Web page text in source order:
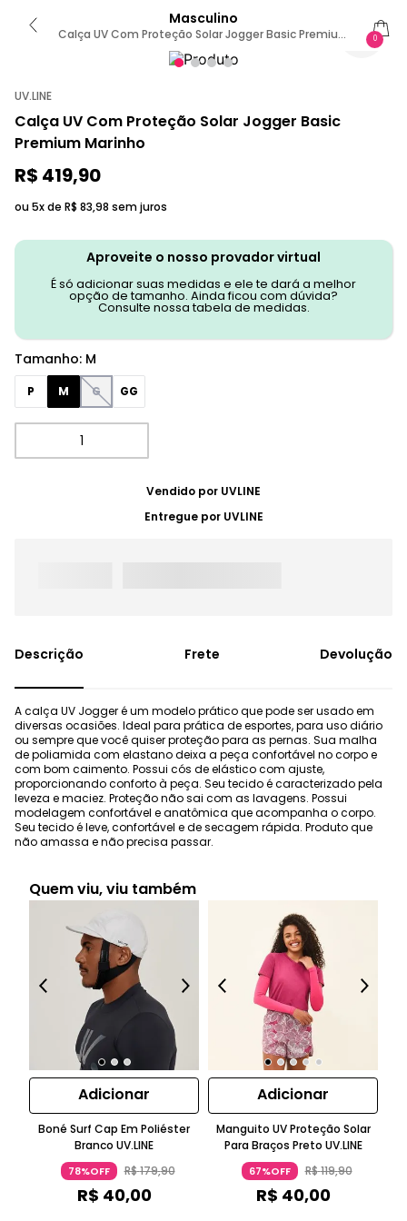
Masculino
Calça UV Com Proteção Solar Jogger Basic Premium
Marinho M / MARINHO
0
UV.LINE
Calça UV Com Proteção Solar Jogger Basic
Premium Marinho
R$ 419,90
ou 5x de R$ 83,98 sem juros
Aproveite o nosso provador virtual
É só adicionar suas medidas e ele te dará a melhor
opção de tamanho. Ainda ficou com dúvida?
Consulte nossa tabela de medidas.
Tamanho: M
P M G GG
Vendido por UVLINE
Entregue por UVLINE
Frete Devolução
A calça UV Jogger é um modelo prático que pode ser usado em
diversas ocasiões. Ideal para prática de esportes, para uso diário
ou sempre que você quiser proteção para as pernas. Sua malha
de poliamida com elastano deixa a peça confortável no corpo e
com bom caimento. Possui cós de elástico com ajuste,
proporcionando conforto à peça. Seu tecido é caracterizado pela
leveza e maciez. Proteção não sai com as lavagens. Possui
modelagem confortável e anatômica que acompanha o corpo.
Seu tecido é leve, confortável e de secagem rápida. Produto que
não amassa e não precisa passar.
Quem viu, viu também
Adicionar
Boné Surf Cap Em Poliéster
Branco UV.LINE
78%OFF R$179,90
R$ 40,00
Adicionar
Manguito UV Proteção Solar
Para Braços Preto UV.LINE
67%OFF R$119,90
R$ 40,00